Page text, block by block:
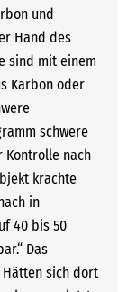
und
Hand des
sind mit einem
Karbon oder
schwere
Kontrolle nach
krachte
in
40 bis 50
Das
Hätten sich dort